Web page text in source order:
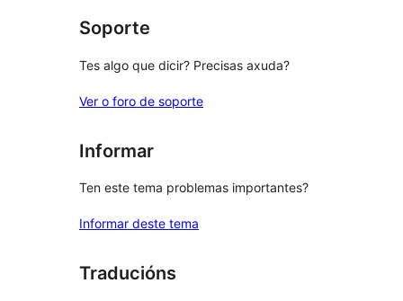
Soporte
Tes algo que dicir? Precisas axuda?
Ver o foro de soporte
Informar
Ten este tema problemas importantes?
Informar deste tema
Traducións